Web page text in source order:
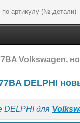
Volkswagen,
DELPHI
DELPHI для